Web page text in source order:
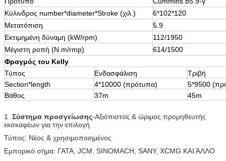
Κύλινδρος number*diameter*Stroke (χιλ.)
6*102*120
Μετατόπιση
5.9
Εκτιμημένη δύναμη (kW/rpm)
112/1950
Μέγιστη ροπή (N.m/rmp)
614/1500
Φραγμός του Kelly
Τύπος
Ενδασφάλιση
Τριβή
Section*length
4*10000 (πρότυπα)
5*9500
Βάθος
37m 45m
1. Σύστημα προσγείωσης-Αξιόπιστος & ώριμος προμηθευτής
εκσκαφέων για την επιλογή
Τύπος: Νέος & χρησιμοποιημένος
Εμπορικό σήμα: ΓΑΤΑ, JCM, SINOMACH, SANY, XCMG ΚΑΙ ΆΛΛΟ